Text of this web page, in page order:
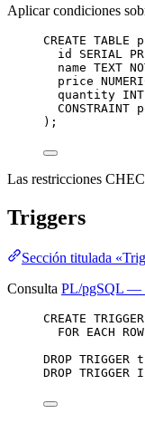
Aplicar condiciones
CREATE TABLE
id SERIAL
name TEXT
price
quantity INT
CONSTRAINT
);
Las restricciones
Triggers
Sección titulada
Consulta PL/pgSQL —
CREATE TRIGGER
FOR EACH ROW
DROP TRIGGER
DROP TRIGGER